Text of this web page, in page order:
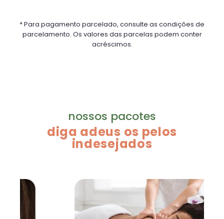
* Para pagamento parcelado, consulte as condições de
parcelamento. Os valores das parcelas podem conter
acréscimos.
nossos pacotes
diga adeus os pelos
indesejados